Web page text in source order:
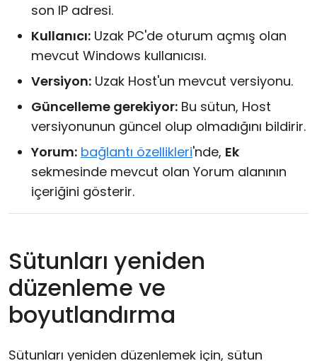
son IP adresi.
Kullanıcı: Uzak PC'de oturum açmış olan
mevcut Windows kullanıcısı.
Versiyon: Uzak Host'un mevcut versiyonu.
Güncelleme gerekiyor: Bu sütun, Host
versiyonunun güncel olup olmadığını bildirir.
Yorum: bağlantı özellikleri'nde, Ek
sekmesinde mevcut olan Yorum alanının
içeriğini gösterir.
Sütunları yeniden
düzenleme ve
boyutlandırma
Sütunları yeniden düzenlemek için, sütun